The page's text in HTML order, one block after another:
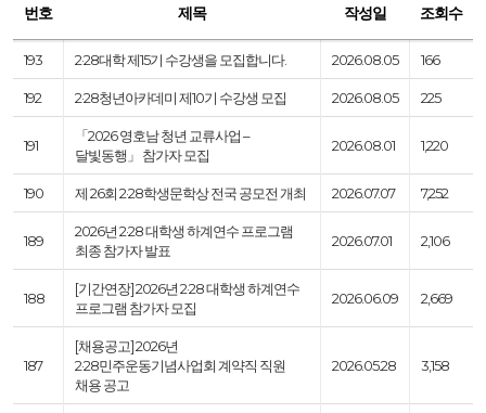
번호 제목 작성일 조회수
193 2·28대학 제15기 수강생을 모집합니다. 2026.08.05 166
192 2·28청년아카데미 제10기 수강생 모집 2026.08.05 225
191
「2026 영호남 청년 교류사업 –
달빛동행」 참가자 모집
2026.08.01 1,220
190 제 26회 2·28학생문학상 전국 공모전 개최 2026.07.07 7,252
189
2026년 2·28 대학생 하계연수 프로그램
최종 참가자 발표
2026.07.01 2,106
188
[기간연장] 2026년 2·28 대학생 하계연수
프로그램 참가자 모집
2026.06.09 2,669
187
[채용공고] 2026년
2·28민주운동기념사업회 계약직 직원
채용 공고
2026.05.28 3,158